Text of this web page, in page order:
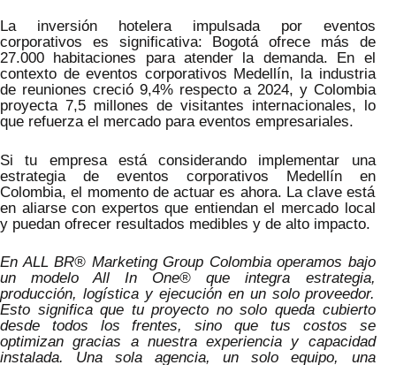
La inversión hotelera impulsada por eventos
corporativos es significativa: Bogotá ofrece más de
27.000 habitaciones para atender la demanda. En el
contexto de eventos corporativos Medellín, la industria
de reuniones creció 9,4% respecto a 2024, y Colombia
proyecta 7,5 millones de visitantes internacionales, lo
que refuerza el mercado para eventos empresariales.
Si tu empresa está considerando implementar una
estrategia de eventos corporativos Medellín en
Colombia, el momento de actuar es ahora. La clave está
en aliarse con expertos que entiendan el mercado local
y puedan ofrecer resultados medibles y de alto impacto.
En ALL BR® Marketing Group Colombia operamos bajo
un modelo All In One® que integra estrategia,
producción, logística y ejecución en un solo proveedor.
Esto significa que tu proyecto no solo queda cubierto
desde todos los frentes, sino que tus costos se
optimizan gracias a nuestra experiencia y capacidad
instalada. Una sola agencia, un solo equipo, una